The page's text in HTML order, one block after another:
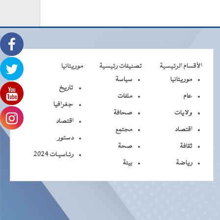
الأقسام الرئيسية تصنيفات رئيسية
موريتانيا
موريتانيا
عام
ولايات
اقتصاد
ثقافة
رياضة
سياسة
ملفات
صحافة
مجتمع
صحة
بيئة
تاريخ
جغرافيا
اقتصاد
دستور
رئـاسيـات 2024